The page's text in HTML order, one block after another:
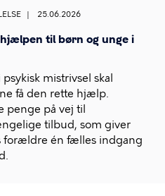
25.06.2026
til børn og unge i
mistrivsel skal
få den rette hjælp.
penge på vej til
tilbud, som giver
forældre én fælles indgang